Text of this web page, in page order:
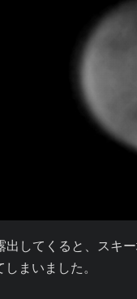
してくると、ス
まいました。